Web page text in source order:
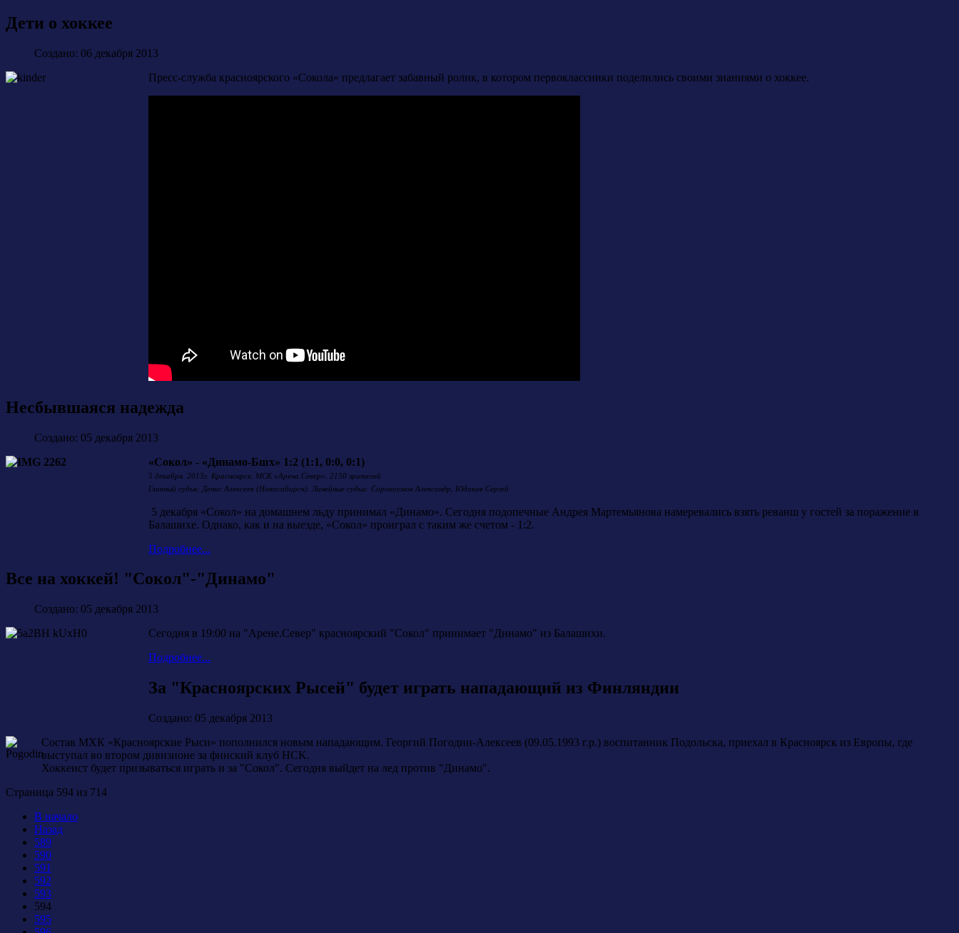
Дети о хоккее
Создано: 06 декабря 2013
Пресс-служба красноярского «Сокола» предлагает забавный ролик, в котором первоклассники поделились своими знаниями о хоккее.
Несбывшаяся надежда
Создано: 05 декабря 2013
«Сокол» - «Динамо-Бшх» 1:2 (1:1, 0:0, 0:1)
5 декабря. 2013г. Красноярск. МСК «Арена.Север». 2150 зрителей
Главный судья: Денис Алексеев (Новосибирск). Линейные судьи: Сорокоумов Александр, Юдаков Сергей
5 декабря «Сокол» на домашнем льду принимал «Динамо». Сегодня подопечные Андрея Мартемьянова намеревались взять реванш у гостей за поражение в
Балашихе. Однако, как и на выезде, «Сокол» проиграл с таким же счетом - 1:2.
Подробнее...
Все на хоккей! "Сокол"-"Динамо"
Создано: 05 декабря 2013
Сегодня в 19:00 на "Арене.Север" красноярский "Сокол" принимает "Динамо" из Балашихи.
Подробнее...
За "Красноярских Рысей" будет играть нападающий из Финляндии
Создано: 05 декабря 2013
Состав МХК «Красноярские Рыси» пополнился новым нападающим. Георгий Погодин-Алексеев (09.05.1993 г.р.) воспитанник Подольска, приехал в Красноярск из Европы, где
выступал во втором дивизионе за финский клуб HCK.
Хоккеист будет призываться играть и за "Сокол". Сегодня выйдет на лед против "Динамо".
Страница 594 из 714
В начало
Назад
589
590
591
592
593
594
595